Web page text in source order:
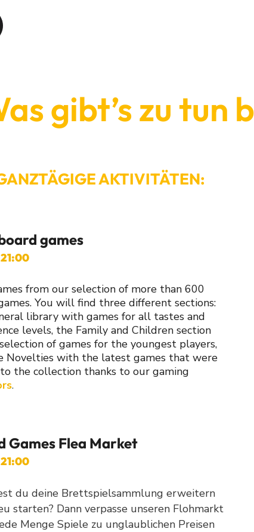
gibt’s zu tun
AKTIVITÄTEN:
games
from our selection of more than 600
You will find three different sections:
library with games for all tastes and
levels, the Family and Children section
of games for the youngest players,
Novelties with the latest games that were
the collection thanks to our gaming
.
Games Flea Market
du deine Brettspielsammlung erweitern
starten? Dann verpasse unseren Flohmarkt
Menge Spiele zu unglaublichen Preisen